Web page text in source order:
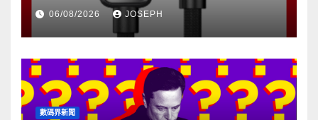
06/08/2026 JOSEPH
數碼界新聞